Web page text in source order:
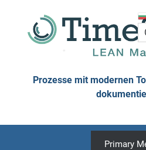
content
Prozesse mit modernen
Primary